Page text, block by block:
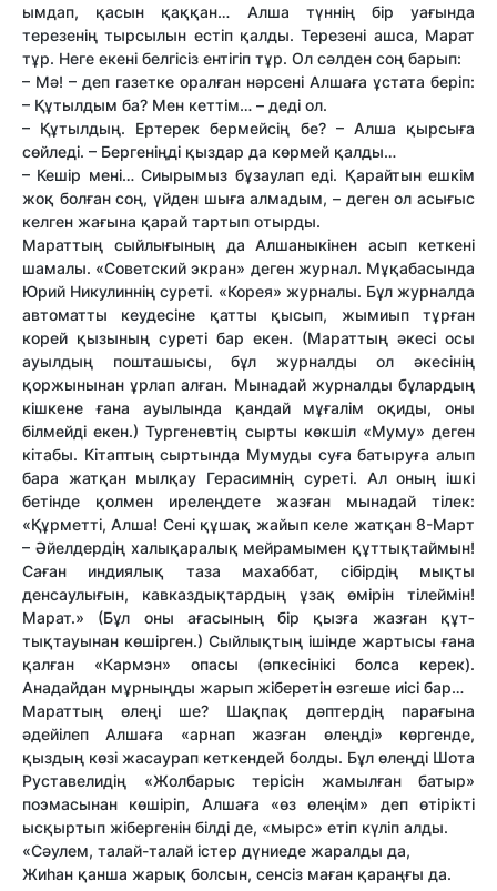
ымдап, қасын қаққан… Алша түннің бір уағында
терезенің тырсылын естіп қалды. Терезені ашса, Марат
тұр. Неге екені белгісіз ентігіп тұр. Ол сәлден соң барып:
– Мә! – деп газетке оралған нәрсені Алшаға ұстата беріп:
– Құтылдым ба? Мен кет­тім… – деді ол.
– Құтылдың. Ертерек бермейсің бе? – Алша қырсыға
сөйледі. – Бергеніңді қыздар да көрмей қалды…
– Кешір мені… Сиырымыз бұзаулап еді. Қарайтын ешкім
жоқ болған соң, үйден шыға алмадым, – деген ол асығыс
келген жағына қарай тартып отырды.
Марат­тың сыйлығының да Алшаныкінен асып кеткені
шамалы. «Советский экран» деген журнал. Мұқабасында
Юрий Никулиннің суреті. «Корея» журналы. Бұл журналда
автомат­ты кеудесіне қат­ты қысып, жымиып тұрған
корей қызының суреті бар екен. (Марат­тың әкесі осы
ауылдың пошташысы, бұл журналды ол әкесінің
қоржынынан ұрлап алған. Мынадай журналды бұлардың
кішкене ғана ауылында қандай мұғалім оқиды, оны
білмейді екен.) Тургеневтің сырты көкшіл «Муму» деген
кітабы. Кітаптың сыртында Мумуды суға батыруға алып
бара жатқан мылқау Герасимнің суреті. Ал оның ішкі
бетінде қолмен ирелеңдете жазған мынадай тілек:
«Құрмет­ті, Алша! Сені құшақ жайып келе жатқан 8-Март
– Әйелдердің халықаралық мейрамымен құт­тықтаймын!
Саған индиялық таза махаббат, сібірдің мықты
денсаулығын, кавказдықтардың ұзақ өмірін тілеймін!
Марат.» (Бұл оны ағасының бір қызға жазған құт­
тықтауынан көшірген.) Сыйлықтың ішінде жартысы ғана
қалған «Кармэн» опасы (әпкесінікі болса керек).
Анадайдан мұрныңды жарып жіберетін өзгеше иісі бар…
Марат­тың өлеңі ше? Шақпақ дәптердің парағына
әдейілеп Алшаға «арнап жазған өлеңді» көргенде,
қыздың көзі жасаурап кеткендей болды. Бұл өлеңді Шота
Руставелидің «Жолбарыс терісін жамылған батыр»
поэмасынан көшіріп, Алшаға «өз өлеңім» деп өтірікті
ысқыртып жібергенін білді де, «мырс» етіп күліп алды.
«Сәулем, талай-талай істер дүниеде жаралды да,
Жиһан қанша жарық болсын, сенсіз маған қараңғы да.